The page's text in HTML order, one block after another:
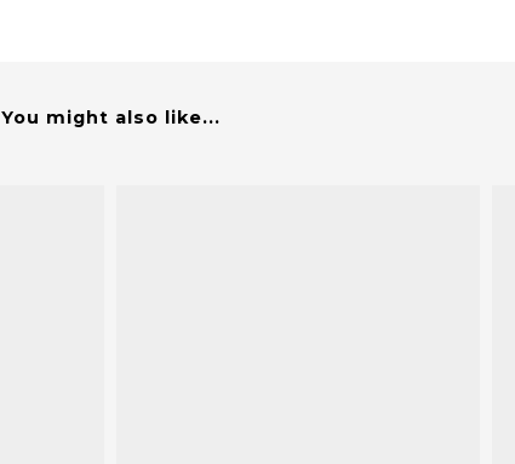
You might also like...